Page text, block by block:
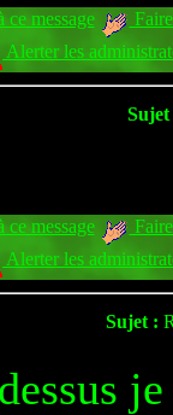
ce message
Alerter les
Sujet
ce message
Alerter les
Sujet :